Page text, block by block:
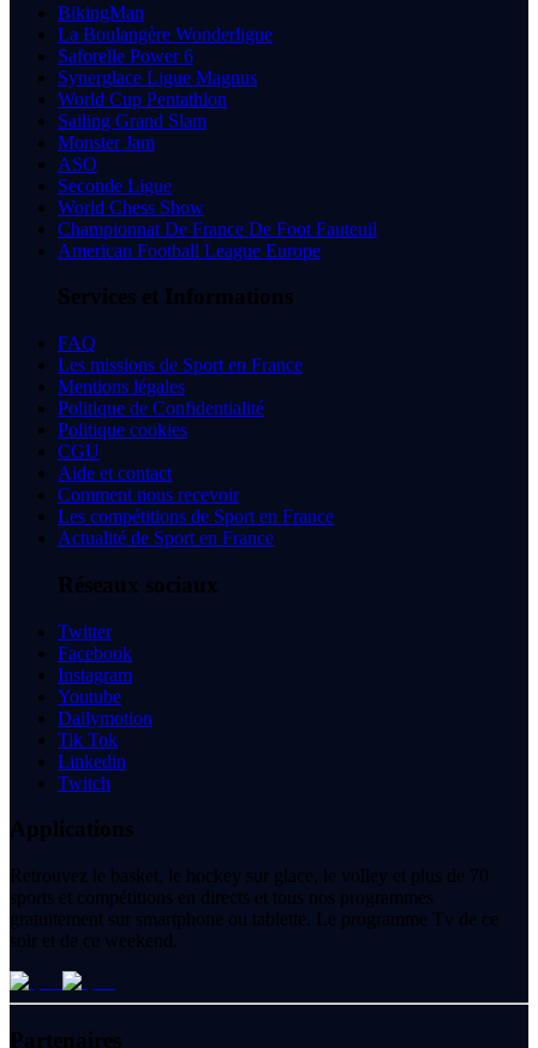
BikingMan
La Boulangère Wonderligue
Saforelle Power 6
Synerglace Ligue Magnus
World Cup Pentathlon
Sailing Grand Slam
Monster Jam
ASO
Seconde Ligue
World Chess Show
Championnat De France De Foot Fauteuil
American Football League Europe
Services et Informations
FAQ
Les missions de Sport en France
Mentions légales
Politique de Confidentialité
Politique cookies
CGU
Aide et contact
Comment nous recevoir
Les compétitions de Sport en France
Actualité de Sport en France
Réseaux sociaux
Twitter
Facebook
Instagram
Youtube
Dailymotion
Tik Tok
Linkedin
Twitch
Applications
Retrouvez le basket, le hockey sur glace, le volley et plus de 70
sports et compétitions en directs et tous nos programmes
gratuitement sur smartphone ou tablette. Le programme Tv de ce
soir et de ce weekend.
Partenaires